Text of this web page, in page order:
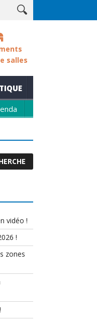
thématique pour le rendez-
salles
vidéo !
!
zones